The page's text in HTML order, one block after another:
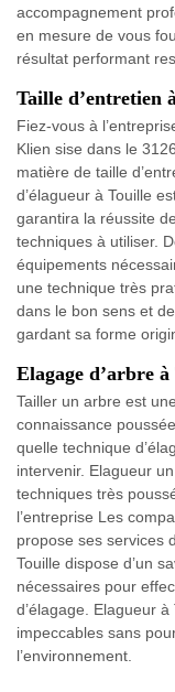
accompagnement
en mesure de vous
résultat performant
Taille d’entretien
Fiez-vous à
Klien sise dans le
matière de taille
d’élagueur à Touille
garantira la réussite
techniques à utiliser.
équipements
une technique très
dans le bon sens et
gardant sa forme
Elagage d’arbre
Tailler un arbre est
connaissance
quelle technique
intervenir. Elagueur
techniques très
l’entreprise Les
propose ses services
Touille dispose d’un
nécessaires pour
d’élagage. Elagueur
impeccables sans
l’environnement.